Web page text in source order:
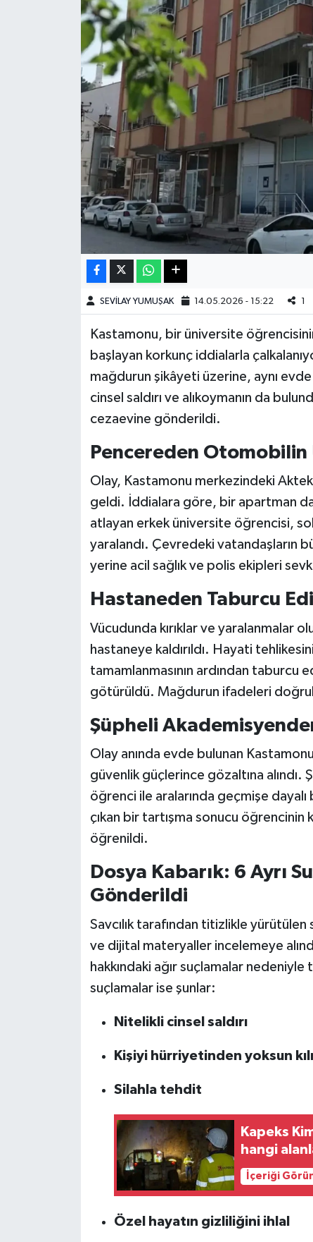
SEVİLAY YUMUŞAK 14.05.2026 - 15:22 1
Kastamonu, bir üniversite
başlayan korkunç iddialarla
mağdurun şikâyeti üzerine, aynı
cinsel saldırı ve alıkoymanın da
cezaevine gönderildi.
Pencereden Otomobilin
Olay, Kastamonu merkezindeki
geldi. İddialara göre, bir apartman
atlayan erkek üniversite öğrencisi,
yaralandı. Çevredeki vatandaşların
yerine acil sağlık ve polis ekipleri
Hastaneden Taburcu
Vücudunda kırıklar ve yaralanmalar
hastaneye kaldırıldı. Hayati
tamamlanmasının ardından
götürüldü. Mağdurun ifadeleri
Şüpheli
Olay anında evde bulunan
güvenlik güçlerince gözaltına
öğrenci ile aralarında geçmişe
çıkan bir tartışma sonucu öğrencinin
öğrenildi.
Dosya Kabarık: 6 Ayrı
Gönderildi
Savcılık tarafından titizlikle
ve dijital materyaller incelemeye
hakkındaki ağır suçlamalar
suçlamalar ise şunlar:
Nitelikli cinsel saldırı
Kişiyi hürriyetinden yoksun
Silahla tehdit
Kapeks
hangi
İçeriği
Özel hayatın gizliliğini ihlal
Haberde İnsan
Kültür Sanat
Magazin
Manşet Altı
Manşetler
Resmi İlan
SürManşet
Teknoloji
KAHRAMANMARAŞ